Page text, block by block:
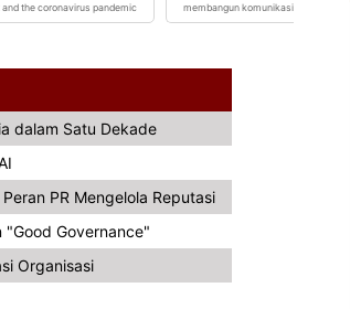
the coronavirus pandemic membangun komunikasi
dalam Satu Dekade
PR Mengelola Reputasi
"Good Governance"
Organisasi